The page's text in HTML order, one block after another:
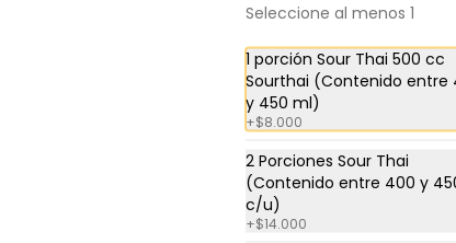
Seleccione al menos 1
1 porción Sour Thai 500 cc
Sourthai (Contenido entre
y 450 ml)
+$8.000
2 Porciones Sour Thai
(Contenido entre 400 y
c/u)
+$14.000